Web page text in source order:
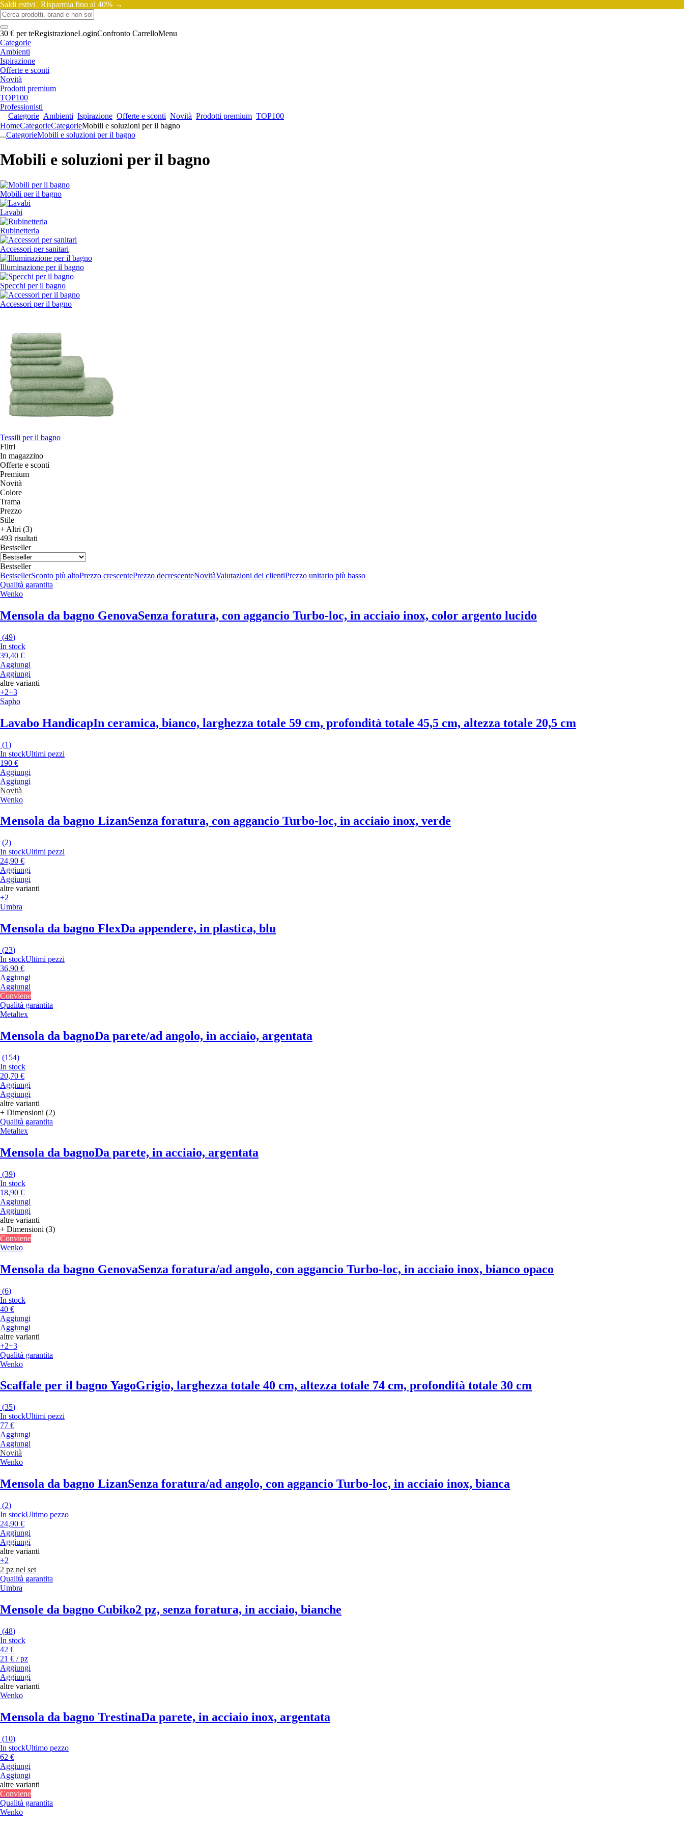
Saldi estivi | Risparmia fino al 40% →
30 € per teRegistrazioneLoginConfronto CarrelloMenu
Categorie
Ambienti
Ispirazione
Offerte e sconti
Novità
Prodotti premium
TOP100
Professionisti
Categorie Ambienti Ispirazione Offerte e sconti Novità Prodotti premium TOP100
HomeCategorieCategorieMobili e soluzioni per il bagno
...CategorieMobili e soluzioni per il bagno
Mobili e soluzioni per il bagno
Mobili per il bagno
Lavabi
Rubinetteria
Accessori per sanitari
Illuminazione per il bagno
Specchi per il bagno
Accessori per il bagno
Tessili per il bagno
Filtri
In magazzino
Offerte e sconti
Premium
Novità
Colore
Trama
Prezzo
Stile
+ Altri (3)
493 risultati
Bestseller
Bestseller
BestsellerSconto più altoPrezzo crescentePrezzo decrescenteNovitàValutazioni dei clientiPrezzo unitario più basso
Qualità garantita
Wenko
Mensola da bagno GenovaSenza foratura, con aggancio Turbo-loc, in acciaio inox, color argento lucido
(49)
In stock
39,40 €
Aggiungi
Aggiungi
altre varianti
+2+3
Sapho
Lavabo HandicapIn ceramica, bianco, larghezza totale 59 cm, profondità totale 45,5 cm, altezza totale 20,5 cm
(1)
In stockUltimi pezzi
190 €
Aggiungi
Aggiungi
Novità
Wenko
Mensola da bagno LizanSenza foratura, con aggancio Turbo-loc, in acciaio inox, verde
(2)
In stockUltimi pezzi
24,90 €
Aggiungi
Aggiungi
altre varianti
+2
Umbra
Mensola da bagno FlexDa appendere, in plastica, blu
(23)
In stockUltimi pezzi
36,90 €
Aggiungi
Aggiungi
Conviene
Qualità garantita
Metaltex
Mensola da bagnoDa parete/ad angolo, in acciaio, argentata
(154)
In stock
20,70 €
Aggiungi
Aggiungi
altre varianti
+ Dimensioni (2)
Qualità garantita
Metaltex
Mensola da bagnoDa parete, in acciaio, argentata
(39)
In stock
18,90 €
Aggiungi
Aggiungi
altre varianti
+ Dimensioni (3)
Conviene
Wenko
Mensola da bagno GenovaSenza foratura/ad angolo, con aggancio Turbo-loc, in acciaio inox, bianco opaco
(6)
In stock
40 €
Aggiungi
Aggiungi
altre varianti
+2+3
Qualità garantita
Wenko
Scaffale per il bagno YagoGrigio, larghezza totale 40 cm, altezza totale 74 cm, profondità totale 30 cm
(35)
In stockUltimi pezzi
77 €
Aggiungi
Aggiungi
Novità
Wenko
Mensola da bagno LizanSenza foratura/ad angolo, con aggancio Turbo-loc, in acciaio inox, bianca
(2)
In stockUltimo pezzo
24,90 €
Aggiungi
Aggiungi
altre varianti
+2
2 pz nel set
Qualità garantita
Umbra
Mensole da bagno Cubiko2 pz, senza foratura, in acciaio, bianche
(48)
In stock
42 €
21 € / pz
Aggiungi
Aggiungi
altre varianti
Wenko
Mensola da bagno TrestinaDa parete, in acciaio inox, argentata
(10)
In stockUltimo pezzo
62 €
Aggiungi
Aggiungi
altre varianti
Conviene
Qualità garantita
Wenko